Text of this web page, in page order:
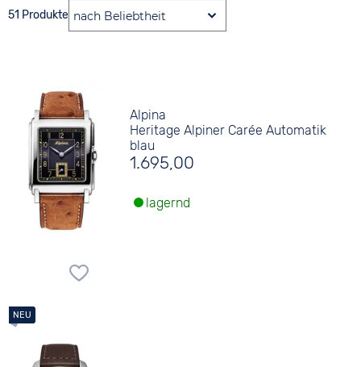
51 Produkte
Alpina
Heritage Alpiner Carée Automatik
blau
1.695,00
lagernd